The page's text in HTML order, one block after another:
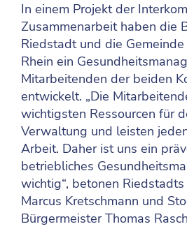
In einem Projekt der
Zusammenarbeit haben die
Riedstadt und die
Rhein ein
Mitarbeitenden der beiden
entwickelt. „Die
wichtigsten Ressourcen für
Verwaltung und leisten
Arbeit. Daher ist uns ein
betriebliches
wichtig“, betonen
Marcus Kretschmann und
Bürgermeister Thomas